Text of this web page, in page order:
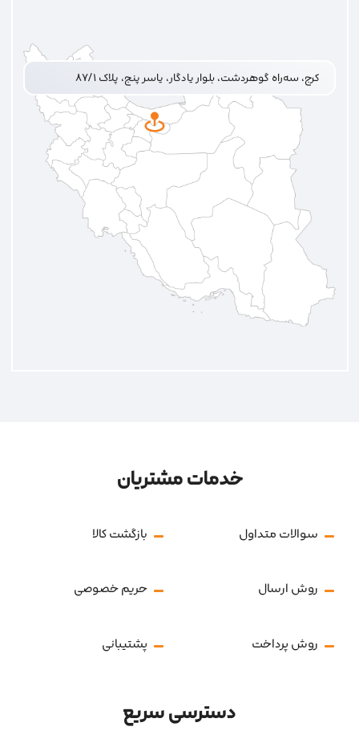
کرج، سه‌راه گوهردشت، بلوار یادگار، یاسر پنج، پلاک ۸۷/۱
خدمات مشتریان
سوالات متداول بازگشت کالا
روش ارسال حریم خصوصی
روش پرداخت پشتیبانی
دسترسی سریع